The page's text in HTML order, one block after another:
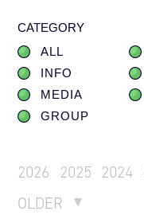
CATEGORY
ALL
INFO
MEDIA
GROUP
2026 2025 2024
OLDER